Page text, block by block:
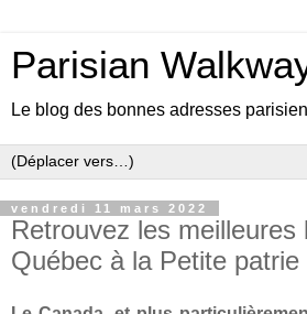
Parisian
Le blog des bonnes adresses
vendredi 11 mars 2022
Retrouvez les meilleures
Québec à la Petite